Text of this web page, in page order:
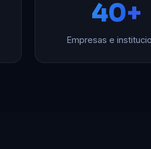
40+
Empresas e